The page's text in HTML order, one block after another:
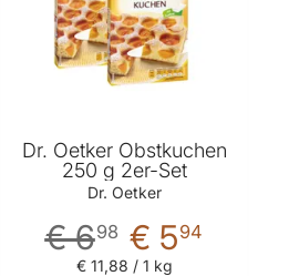
Dr. Oetker Obstkuchen
250 g 2er-Set
Dr. Oetker
€ 594
€ 698
€ 11,88 / 1 kg